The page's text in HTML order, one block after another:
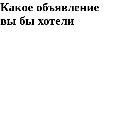
Какое объявление
вы бы хотели